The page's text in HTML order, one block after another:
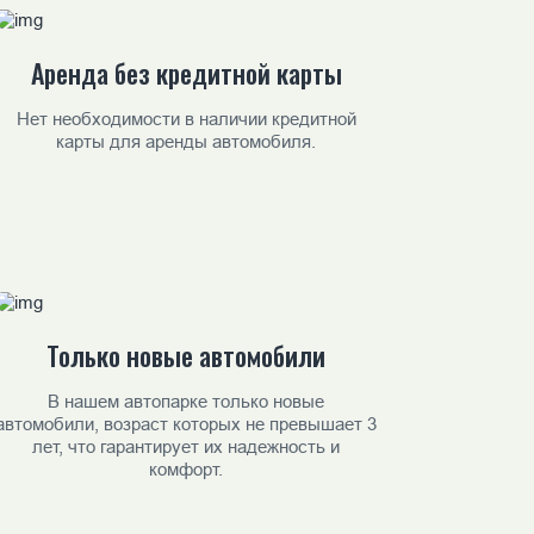
Аренда без кредитной карты
Нет необходимости в наличии кредитной
карты для аренды автомобиля.
Только новые автомобили
В нашем автопарке только новые
возраст которых не превышает 3
лет, что гарантирует их надежность и
комфорт.